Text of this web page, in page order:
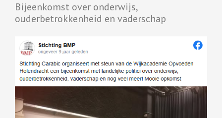
Bijeenkomst over onderwijs,
ouderbetrokkenheid en vaderschap